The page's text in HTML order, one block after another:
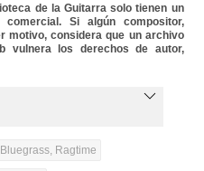
de la Guitarra solo tienen un
Si algún compositor,
motivo, considera que un archivo
vulnera los derechos de autor,
Ragtime